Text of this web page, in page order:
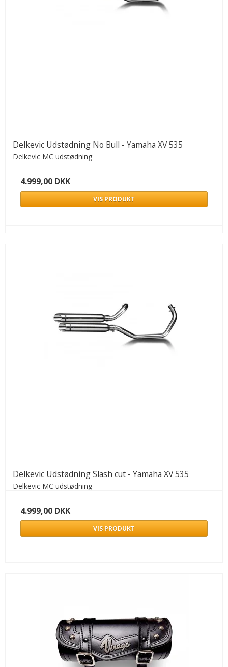
Delkevic Udstødning No Bull - Yamaha XV 535
Delkevic MC udstødning
4.999,00 DKK
VIS PRODUKT
Delkevic Udstødning Slash cut - Yamaha XV 535
Delkevic MC udstødning
4.999,00 DKK
VIS PRODUKT